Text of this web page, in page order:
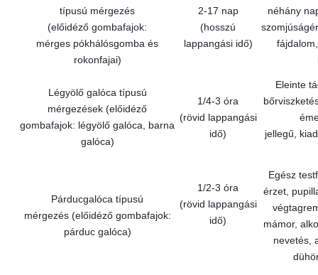
típusú mérgezés
(előidéző gombafajok:
mérges pókhálósgomba és
rokonfajai)
2-17 nap
(hosszú
lappangási idő)
néhány
Légyölő galóca típusú
mérgezések (előidéző
gombafajok: légyölő galóca, barna
galóca)
1/4-3 óra
(rövid lappangási
idő)
Eleinte
jellegű,
Párducgalóca típusú
mérgezés (előidéző gombafajok:
párduc galóca)
1/2-3 óra
(rövid lappangási
idő)
Egész
érzet,
mámor,
nevetés,